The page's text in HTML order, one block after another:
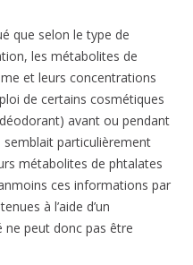
que selon le type de
les métabolites de
et leurs concentrations
de certains cosmétiques
avant ou pendant
particulièrement
métabolites de phtalates
ces informations par
à l’aide d’un
ne peut donc pas être